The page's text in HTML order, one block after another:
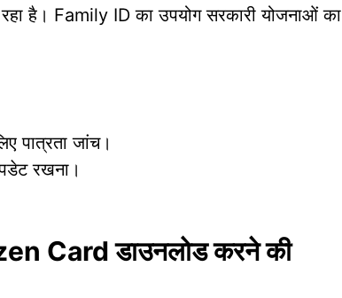
है। Family ID का उपयोग सरकारी योजनाओं का
पात्रता जांच।
रखना।
Card डाउनलोड करने की